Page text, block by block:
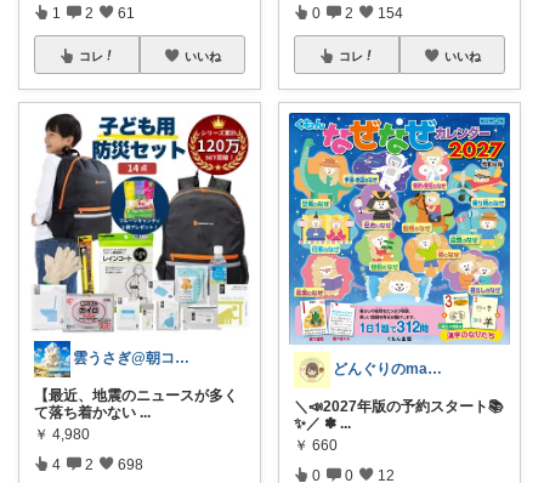
1 2 61
コレ いいね
雲うさぎ@朝コレ❤良質便利時短グッズ🐰
【最近、地震のニュースが多く
て落ち着かない ...
￥ 4,980
4 2 698
0 2 154
コレ いいね
どんぐりのmama☆子育てグッズ
＼📣2027年版の予約スタート📚
✨／ ✽ ...
￥ 660
0 0 12